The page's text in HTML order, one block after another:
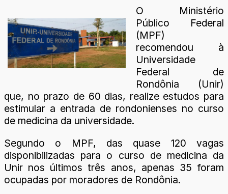
O Ministério
Público Federal
(MPF)
recomendou à
Universidade
Federal de
Rondônia (Unir)
que, no prazo de 60 dias, realize estudos para
estimular a entrada de rondonienses no curso
de medicina da universidade.
Segundo o MPF, das quase 120 vagas
disponibilizadas para o curso de medicina da
Unir nos últimos três anos, apenas 35 foram
ocupadas por moradores de Rondônia.